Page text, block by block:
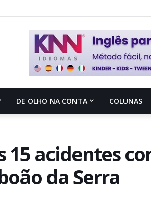
DE OLHO NA CONTA COLUNAS
acidentes
da Serra